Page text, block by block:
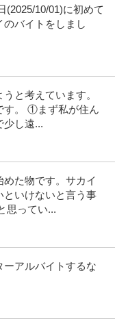
シフト制
です。 歩行者や車両が
などの問合せ対応
交通費支給
くり午後出社♪週4日勤務
提供：ジョブミーツ
件の求人をもっと見る
(2025/10/01)に初めて
バイトをしまし
と考えています。
す。 ①まず私が住ん
少し遠...
た物です。サカイ
といけないと言う事
思ってい...
アルバイトするな